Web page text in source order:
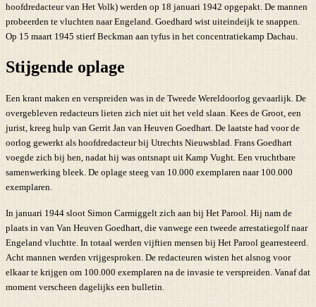
hoofdredacteur van Het Volk) werden op 18 januari 1942 opgepakt. De mannen
probeerden te vluchten naar Engeland. Goedhard wist uiteindeijk te snappen.
Op 15 maart 1945 stierf Beckman aan tyfus in het concentratiekamp Dachau.
Stijgende oplage
Een krant maken en verspreiden was in de Tweede Wereldoorlog gevaarlijk. De
overgebleven redacteurs lieten zich niet uit het veld slaan. Kees de Groot, een
jurist, kreeg hulp van Gerrit Jan van Heuven Goedhart. De laatste had voor de
oorlog gewerkt als hoofdredacteur bij Utrechts Nieuwsblad. Frans Goedhart
voegde zich bij hen, nadat hij was ontsnapt uit Kamp Vught. Een vruchtbare
samenwerking bleek. De oplage steeg van 10.000 exemplaren naar 100.000
exemplaren.
In januari 1944 sloot Simon Carmiggelt zich aan bij Het Parool. Hij nam de
plaats in van Van Heuven Goedhart, die vanwege een tweede arrestatiegolf naar
Engeland vluchtte. In totaal werden vijftien mensen bij Het Parool gearresteerd.
Acht mannen werden vrijgesproken. De redacteuren wisten het alsnog voor
elkaar te krijgen om 100.000 exemplaren na de invasie te verspreiden. Vanaf dat
moment verscheen dagelijks een bulletin.